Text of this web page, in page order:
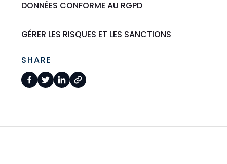
DONNÉES CONFORME AU RGPD
GÉRER LES RISQUES ET LES SANCTIONS
SHARE